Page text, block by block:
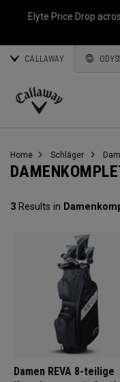
Elyte Price Drop
CALLAWAY
Callaway
Home Schläger
3 Results in
Damen REVA 8-teilige